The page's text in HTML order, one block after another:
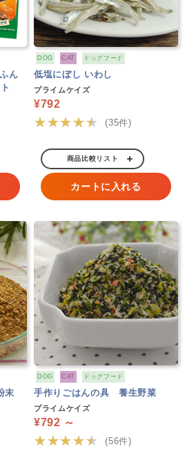
ん
DOG CAT ドッグフード
低塩にぼし いわし
プライムケイズ
¥792
★★★★★ (35件)
商品比較リスト
カートに入れる
末
DOG CAT ドッグフード
手作りごはんの具 養生野菜
プライムケイズ
¥792 ～
★★★★★ (56件)